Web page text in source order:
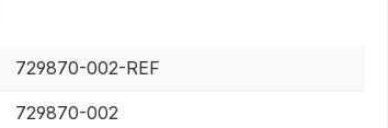
729870-002-REF
729870-002